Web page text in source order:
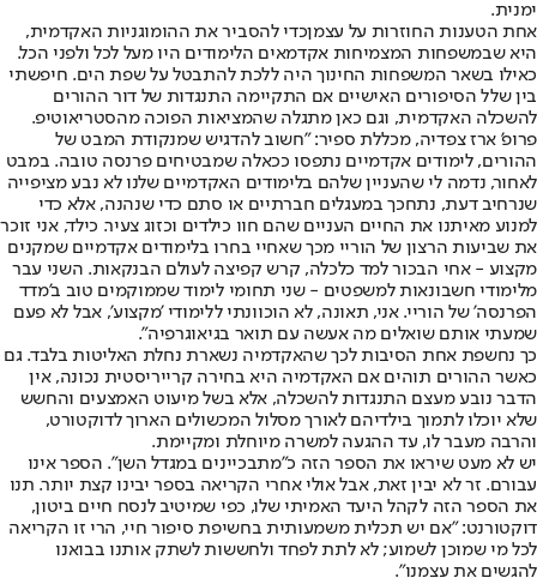
ימנית.
אחת הטענות החוזרות על עצמןכדי להסביר את ההומוגניות האקדמית,
היא שבמשפחות המצמיחות אקדמאים הלימודים היו מעל לכל ולפני הכל.
כאילו בשאר המשפחות החינוך היה ללכת להתבטל על שפת הים. חיפשתי
בין שלל הסיפורים האישיים אם התקיימה התנגדות של דור ההורים
להשכלה האקדמית, וגם כאן מתגלה שהמציאות הפוכה מהסטריאוטיפ.
פרופ' ארז צפדיה, מכללת ספיר: "חשוב להדגיש שמנקודת המבט של
ההורים, לימודים אקדמיים נתפסו ככאלה שמבטיחים פרנסה טובה. במבט
לאחור, נדמה לי שהעניין שלהם בלימודים האקדמיים שלנו לא נבע מציפייה
שנרחיב דעת, נתחכך במעגלים חברתיים או סתם כדי שנהנה, אלא כדי
למנוע מאיתנו את החיים העניים שהם חוו כילדים וכזוג צעיר. כילד, אני זוכר
את שביעות הרצון של הוריי מכך שאחיי בחרו בלימודים אקדמיים שמקנים
מקצוע - אחי הבכור למד כלכלה, קרש קפיצה לעולם הבנקאות. השני עבר
מלימודי חשבונאות למשפטים - שני תחומי לימוד שממוקמים טוב ב'מדד
הפרנסה' של הוריי. אני, תאונה, לא הוכוונתי ללימודי 'מקצוע', אבל לא פעם
שמעתי אותם שואלים מה אעשה עם תואר בגיאוגרפיה".
כך נחשפת אחת הסיבות לכך שהאקדמיה נשארת נחלת האליטות בלבד. גם
כאשר ההורים תוהים אם האקדמיה היא בחירה קרייריסטית נכונה, אין
הדבר נובע מעצם התנגדות להשכלה, אלא בשל מיעוט האמצעים והחשש
שלא יוכלו לתמוך בילדיהם לאורך מסלול המכשולים הארוך לדוקטורט,
והרבה מעבר לו, עד ההגעה למשרה מיוחלת ומקיימת.
יש לא מעט שיראו את הספר הזה כ"מתבכיינים במגדל השן". הספר אינו
עבורם. זר לא יבין זאת, אבל אולי אחרי הקריאה בספר יבינו קצת יותר. תנו
את הספר הזה לקהל היעד האמיתי שלו, כפי שמיטיב לנסח חיים ביטון,
דוקטורנט: "אם יש תכלית משמעותית בחשיפת סיפור חיי, הרי זו הקריאה
לכל מי שמוכן לשמוע; לא לתת לפחד ולחששות לשתק אותנו בבואנו
להגשים את עצמנו".